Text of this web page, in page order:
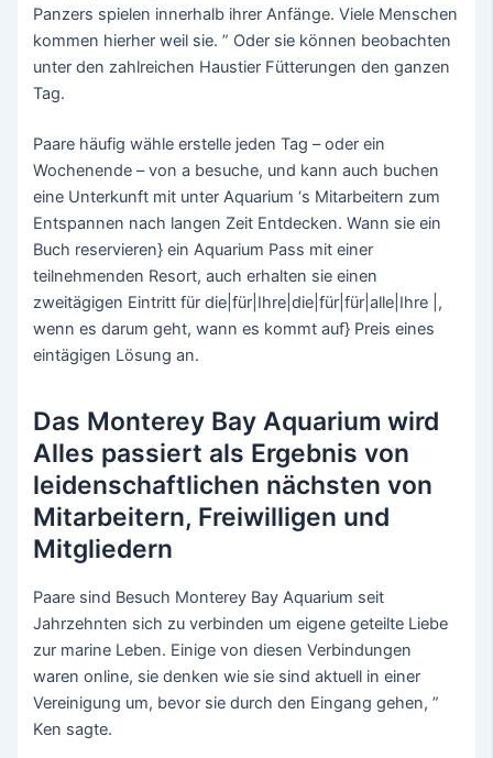
Panzers spielen innerhalb ihrer Anfänge. Viele Menschen
kommen hierher weil sie. ” Oder sie können beobachten
unter den zahlreichen Haustier Fütterungen den ganzen
Tag.
Paare häufig wähle erstelle jeden Tag – oder ein
Wochenende – von a besuche, und kann auch buchen
eine Unterkunft mit unter Aquarium ‘s Mitarbeitern zum
Entspannen nach langen Zeit Entdecken. Wann sie ein
Buch reservieren} ein Aquarium Pass mit einer
teilnehmenden Resort, auch erhalten sie einen
zweitägigen Eintritt für die|für|Ihre|die|für|für|alle|Ihre |,
wenn es darum geht, wann es kommt auf} Preis eines
eintägigen Lösung an.
Das Monterey Bay Aquarium wird
Alles passiert als Ergebnis von
leidenschaftlichen nächsten von
Mitarbeitern, Freiwilligen und
Mitgliedern
Paare sind Besuch Monterey Bay Aquarium seit
Jahrzehnten sich zu verbinden um eigene geteilte Liebe
zur marine Leben. Einige von diesen Verbindungen
waren online, sie denken wie sie sind aktuell in einer
Vereinigung um, bevor sie durch den Eingang gehen, ”
Ken sagte.